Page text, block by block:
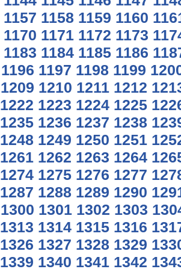
1157 1158 1159 1160
1170 1171 1172 1173
1183 1184 1185 1186
1196 1197 1198 1199
1209 1210 1211 1212
1222 1223 1224 1225
1235 1236 1237 1238
1248 1249 1250 1251
1261 1262 1263 1264
1274 1275 1276 1277
1287 1288 1289 1290
1300 1301 1302 1303
1313 1314 1315 1316
1326 1327 1328 1329
1339 1340 1341 1342